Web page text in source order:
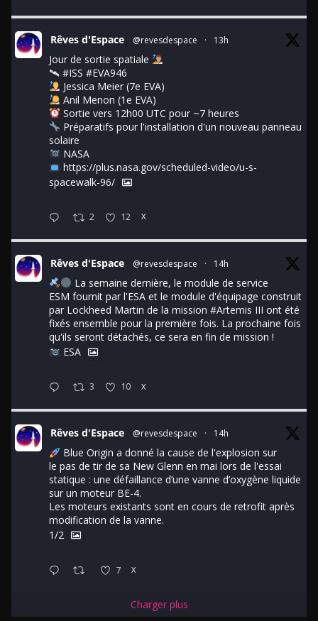
Rêves d'Espace @revesdespace · 13h
Jour de sortie spatiale
🛰 #ISS #EVA946
Jessica Meier (7e EVA)
Anil Menon (1e EVA)
Sortie vers 12h00 UTC pour ~7 heures
Préparatifs pour l'installation d'un nouveau panneau
solaire
NASA
https://plus.nasa.gov/scheduled-video/u-s-
spacewalk-96/
2 12 X
Rêves d'Espace @revesdespace · 14h
La semaine dernière, le module de service
ESM fournit par l'ESA et le module d'équipage construit
par Lockheed Martin de la mission #Artemis III ont été
fixés ensemble pour la première fois. La prochaine fois
qu'ils seront détachés, ce sera en fin de mission !
ESA
3 10 X
Rêves d'Espace @revesdespace · 14h
Blue Origin a donné la cause de l'explosion sur
le pas de tir de sa New Glenn en mai lors de l'essai
statique : une défaillance d’une vanne d’oxygène liquide
sur un moteur BE-4.
Les moteurs existants sont en cours de retrofit après
modification de la vanne.
1/2
7 X
Charger plus